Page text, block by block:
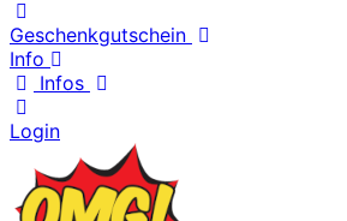
Geschenkgutschein
Info
Infos
Login